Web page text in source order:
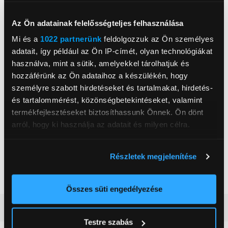
Az Ön adatainak felelősségteljes felhasználása
Mi és a 1022 partnerünk feldolgozzuk az Ön személyes
adatait, így például az Ön IP-címét, olyan technológiákat
használva, mint a sütik, amelyekkel tárolhatjuk és
hozzáférünk az Ön adataihoz a készülékén, hogy
személyre szabott hirdetéseket és tartalmakat, hirdetés-
és tartalommérést, közönségbetekintéseket, valamint
termékfejlesztéseket biztosíthassunk Önnek. Ön dönt
arról, hogy ki használja az adatait és milyen célra.
elhelyezkedéséről pár méteres pontossággal
Az Ön készülékén beazonosítása annak konkrét
módjairól és adja meg preferenciáit aRészletek
Részletek megjelenítése
Összes süti engedélyezése
Testre szabás
Windows 10
Memória mérete RAM
16 GB
Háttértár mérete
512 GB
Intel® Iris® Xe Graphics
Kijelző mérete
17 inch
Kijelző felbontása
2560x1600
Billentyűzet világítás,
Ujjlenyomatolvasó
Nettó súly
1,35 kg
Részletes ismertető